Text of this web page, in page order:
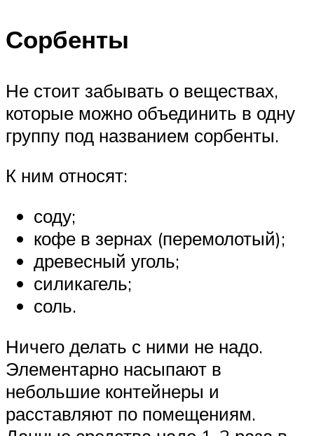
Сорбенты
Не стоит забывать о веществах,
которые можно объединить в одну
группу под названием сорбенты.
К ним относят:
соду;
кофе в зернах (перемолотый);
древесный уголь;
силикагель;
соль.
Ничего делать с ними не надо.
Элементарно насыпают в
небольшие контейнеры и
расставляют по помещениям.